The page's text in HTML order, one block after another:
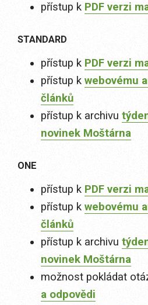
přístup k PDF verzi
STANDARD
přístup k PDF verzi
přístup k webovému
článků
přístup k archivu
novinek Moštárna
ONE
přístup k PDF verzi
přístup k webovému
článků
přístup k archivu
novinek Moštárna
možnost pokládat
a odpovědi